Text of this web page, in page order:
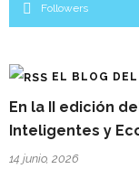
Followers
EL BLOG
En la II edición
Inteligentes y
14 junio, 2026